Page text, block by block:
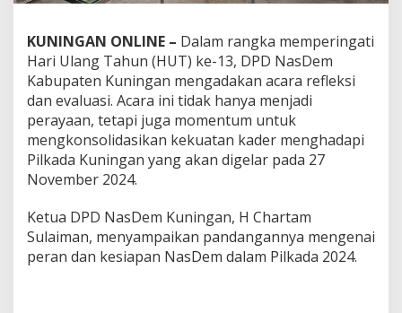
KUNINGAN ONLINE – Dalam rangka memperingati
Hari Ulang Tahun (HUT) ke-13, DPD NasDem
Kabupaten Kuningan mengadakan acara refleksi
dan evaluasi. Acara ini tidak hanya menjadi
perayaan, tetapi juga momentum untuk
mengkonsolidasikan kekuatan kader menghadapi
Pilkada Kuningan yang akan digelar pada 27
November 2024.
Ketua DPD NasDem Kuningan, H Chartam
Sulaiman, menyampaikan pandangannya mengenai
peran dan kesiapan NasDem dalam Pilkada 2024.